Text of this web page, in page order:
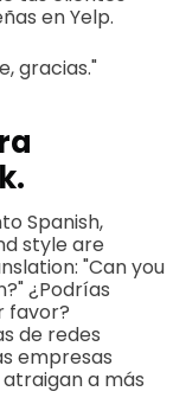
en Yelp.
gracias."
Spanish,
style are
"Can you
¿Podrías
favor?
de redes
empresas
a más